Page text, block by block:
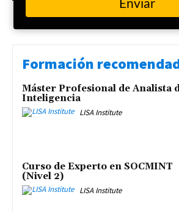
Formación
Máster Profesional de Analista
Inteligencia
LISA Institute
Curso de Experto en SOCMINT
(Nivel 2)
LISA Institute